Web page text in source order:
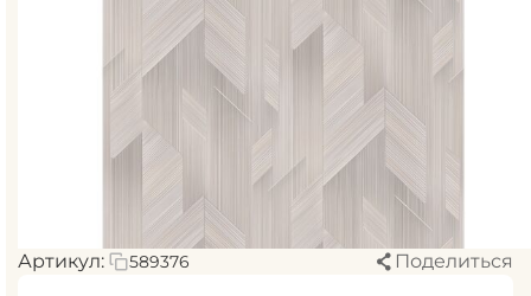
Артикул: 589376 Поделиться